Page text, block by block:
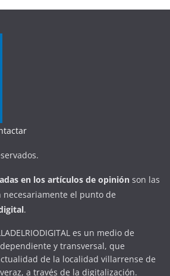
en los artículos de opinión son las
el punto de
.
es un medio de
y transversal, que
de la localidad villarrense de
a través de la digitalización.